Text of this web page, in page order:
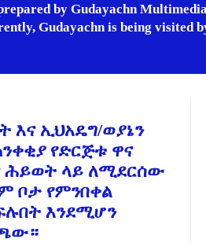
by Gudayachn
Gudayachn is being visited
እና ኢህአዴግ/ወያኔን
የድርጅቱ ዋና
ሕይወት ላይ ለሚደርሰው
ቦታ የምንበቀል
እንደሚሆን